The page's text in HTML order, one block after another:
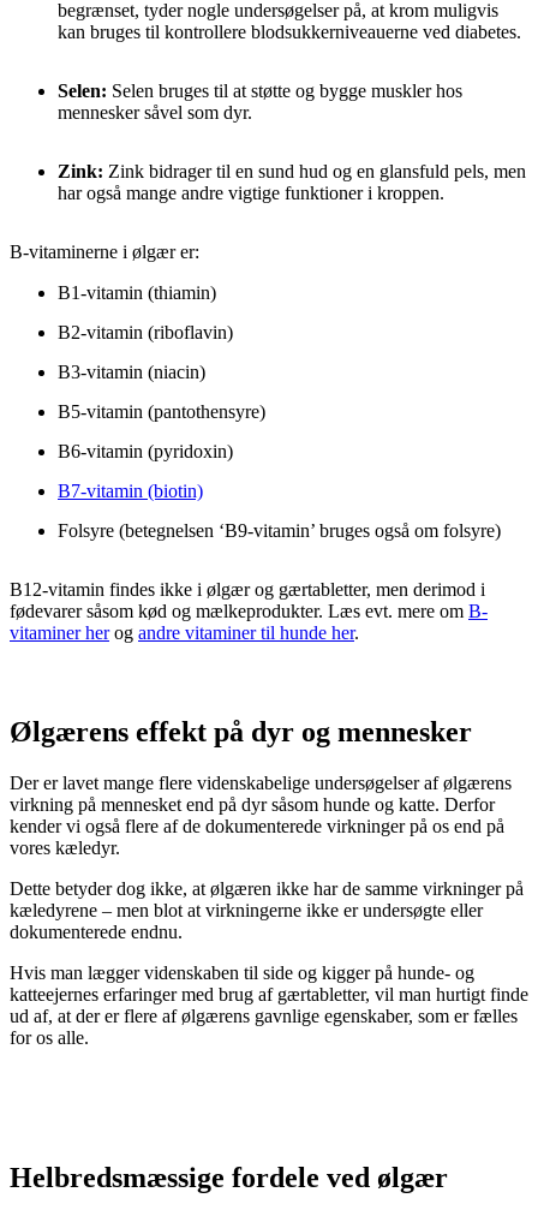
begrænset, tyder nogle undersøgelser på, at krom muligvis
kan bruges til kontrollere blodsukkerniveauerne ved diabetes.
Selen: Selen bruges til at støtte og bygge muskler hos
mennesker såvel som dyr.
Zink: Zink bidrager til en sund hud og en glansfuld pels, men
har også mange andre vigtige funktioner i kroppen.
B-vitaminerne i ølgær er:
B1-vitamin (thiamin)
B2-vitamin (riboflavin)
B3-vitamin (niacin)
B5-vitamin (pantothensyre)
B6-vitamin (pyridoxin)
B7-vitamin (biotin)
Folsyre (betegnelsen ‘B9-vitamin’ bruges også om folsyre)
B12-vitamin findes ikke i ølgær og gærtabletter, men derimod i
fødevarer såsom kød og mælkeprodukter. Læs evt. mere om B-
vitaminer herog andre vitaminer til hunde her.
Ølgærens effekt på dyr og mennesker
Der er lavet mange flere videnskabelige undersøgelser af ølgærens
virkning på mennesket end på dyr såsom hunde og katte. Derfor
kender vi også flere af de dokumenterede virkninger på os end på
vores kæledyr.
Dette betyder dog ikke, at ølgæren ikke har de samme virkninger på
kæledyrene – men blot at virkningerne ikke er undersøgte eller
dokumenterede endnu.
Hvis man lægger videnskaben til side og kigger på hunde- og
katteejernes erfaringer med brug af gærtabletter, vil man hurtigt finde
ud af, at der er flere af ølgærens gavnlige egenskaber, som er fælles
for os alle.
Helbredsmæssige fordele ved ølgær